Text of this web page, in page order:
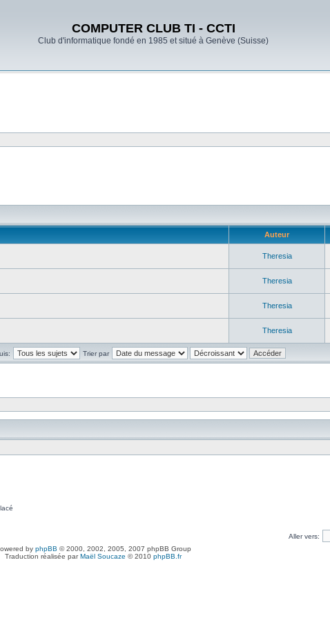
COMPUTER CLUB TI - CCTI
Club d'informatique fondé en 1985 et situé à Genève (Suisse)
Auteur
Theresia
Theresia
Theresia
Theresia
Trier par
Aller vers:
by phpBB © 2000, 2002, 2005, 2007 phpBB Group
Traduction réalisée parMaël Soucaze © 2010 phpBB.fr